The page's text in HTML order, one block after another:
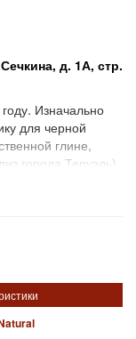
д. 1А, стр.
Изначально
для черной
глине,
города Теруэль)
изделие,
и надежно.